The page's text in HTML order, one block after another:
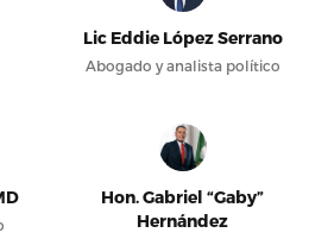
Lic Eddie López Serrano
Abogado y analista político
Hon. Gabriel “Gaby”
Hernández